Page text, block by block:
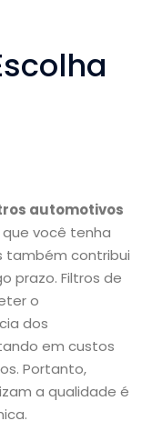
automotivos
você tenha
também contribui
prazo. Filtros de
o
dos
em custos
Portanto,
a qualidade é